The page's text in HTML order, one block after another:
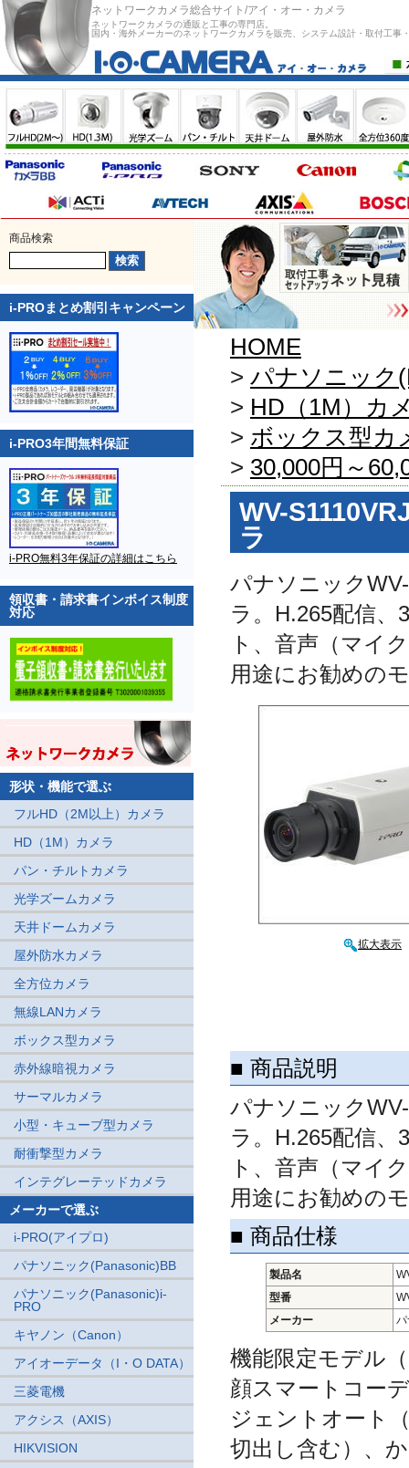
ネットワークカメラ総合サイト/アイ・オー・カメラ
ネットワークカメラの通販と工事の専門店。
国内・海外メーカーのネットワークカメラを販売、システム設計・取付工事
商品検索
i-PROまとめ割引キャンペーン
i-PRO3年間無料保証
i-PRO無料3年保証の詳細はこちら
領収書・請求書インボイス制度
対応
形状・機能で選ぶ
フルHD（2M以上）カメラ
HD（1M）カメラ
パン・チルトカメラ
光学ズームカメラ
天井ドームカメラ
屋外防水カメラ
全方位カメラ
無線LANカメラ
ボックス型カメラ
赤外線暗視カメラ
サーマルカメラ
小型・キューブ型カメラ
耐衝撃型カメラ
インテグレーテッドカメラ
メーカーで選ぶ
i-PRO(アイプロ)
パナソニック(Panasonic)BB
パナソニック(Panasonic)i-
PRO
キヤノン（Canon）
アイオーデータ（I・O DATA）
三菱電機
アクシス（AXIS）
HIKVISION
HOME
> パナソニック
> HD（1M）カ
> ボックス型カ
> 30,000円～
WV-
ラ
パナソニック
ラ。H.265配信
ト、音声（マイ
用途にお勧めの
拡大表示
■ 商品説明
パナソニック
ラ。H.265配信
ト、音声（マイ
用途にお勧めの
■ 商品仕様
製品名
型番
メーカー
機能限定モデル
顔スマートコー
ジェントオート
切出し含む）、